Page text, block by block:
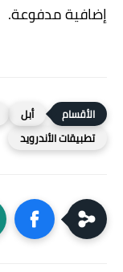
إضافية مدفوعة.
أبل
تطبيقات الأندرويد